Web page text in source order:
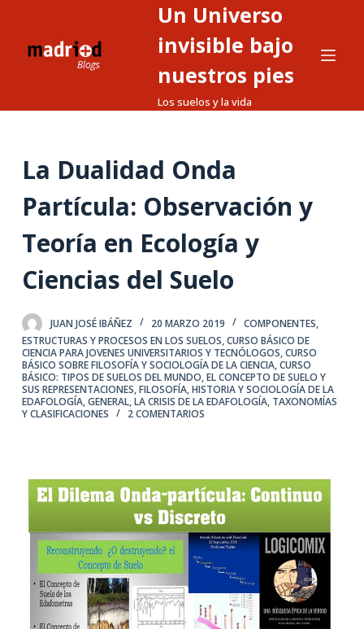
n
d
o
Un Universo
invisible bajo
nuestros pies
Los suelos y la vida
La Dualidad Onda
Partícula: Observación y
Teoría en Ecología y
Ciencias del Suelo
JUAN JOSÉ IBÁÑEZ 20 MARZO 2019
COMPONENTES,
ESTRUCTURAS Y PROCESOS EN LOS SUELOS,CURSO BÁSICO DE
CIENCIA PARA JOVENES UNIVERSITARIOS Y TECNÓLOGOS,CURSO
BÁSICO SOBRE FILOSOFÍA Y SOCIOLOGÍA DE LA CIENCIA,CURSO
BÁSICO: TIPOS DE SUELOS DEL MUNDO,EL CONCEPTO DE SUELO Y
SUS REPRESENTACIONES,FILOSOFÍA, HISTORIA Y SOCIOLOGÍA DE LA
EDAFOLOGÍA,GENERAL,LA CRISIS DE LA EDAFOLOGÍA, TAXONOMÍAS
Y CLASIFICACIONES
2 COMENTARIOS